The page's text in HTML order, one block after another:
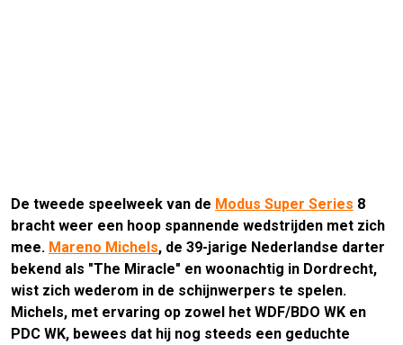
De tweede speelweek van de Modus Super Series 8
bracht weer een hoop spannende wedstrijden met zich
mee. Mareno Michels, de 39-jarige Nederlandse darter
bekend als "The Miracle" en woonachtig in Dordrecht,
wist zich wederom in de schijnwerpers te spelen.
Michels, met ervaring op zowel het WDF/BDO WK en
PDC WK, bewees dat hij nog steeds een geduchte